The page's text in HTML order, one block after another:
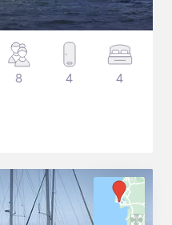
8 4 4